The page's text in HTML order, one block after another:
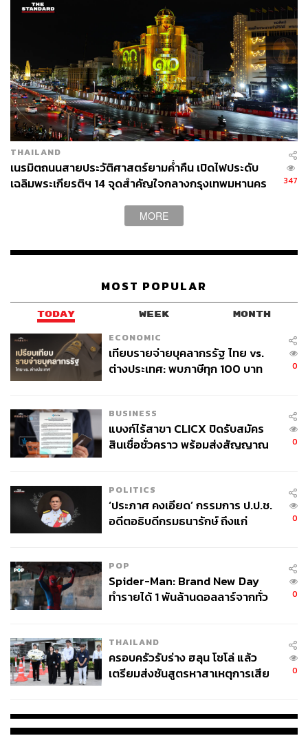
ผู้ก่อตั้งโรงแรมแห่งนี้ Leonard Tauber เป็นเจ้าของเดียว
กับโรงแรม Regina และ Majestic ที่เปิดก่อนหน้า และได้เปิด
โรงแรม Raphael ขึ้นในปี 1925 การออกแบบและตกแต่งเป็น
ทำให้ผู้มาเข้าพักต่างประทับใจ ผู้บริหารโรงแรมยังเป็นคนใน
ครอบครัว ตกทอดมาสู่รุ่นหลาน ที่ยังคงสืบต่อบริการเพื่อแขก
คนสำคัญจนถึงทุกวันนี้ แขกคนสำคัญที่ว่า โดยเฉพาะนักการ
สถานที่ที่ใช้ในการถ่ายภาพยนตร์อยู่หลายครั้ง ทำให้กลาย
เป็นโรงแรมสุดโปรดสำหรับผู้กำกับและนักแสดงหลายคน
อย่างเช่นErrol Flynn,Ava Gardner, Marlon Brando, Romy
Schneider และนักแสดงในยุคหลังอย่าง Natalie Portman,
ภาพยนตร์ที่ใช้ Hotel Raphael เป็นโลเคชันถ่ายทำ เช่น
Holy Motors(2011) นำแสดงโดยKylie Minogue และ
Mendes ,Hotel Chevalier(2008) โดยผู้กำกับสายศิลป์Wes
THAILAND
เนรมิตถนนสายประวัติศาสตร์ยามค่ำคืน เปิดไฟประดับ
เฉลิมพระเกียรติฯ 14 จุดสำคัญใจกลางกรุงเทพมหานคร
347
MORE
MOST POPULAR
TODAY WEEK MONTH
ECONOMIC
เทียบรายจ่ายบุคลากรรัฐ ไทย vs.
ต่างประเทศ: พบภาษีทุก 100 บาท
0
BUSINESS
แบงก์ไร้สาขา CLICX ปิดรับสมัคร
สินเชื่อชั่วคราว พร้อมส่งสัญญาณ
0
POLITICS
‘ประภาศ คงเอียด’ กรรมการ ป.ป.ช.
อดีตอธิบดีกรมธนารักษ์ ถึงแก่
0
POP
Spider-Man: Brand New Day
ทำรายได้ 1 พันล้านดอลลาร์จากทั่ว
0
THAILAND
ครอบครัวรับร่าง ฮลุน โซโล่ แล้ว
เตรียมส่งชันสูตรหาสาเหตุการเสีย
0